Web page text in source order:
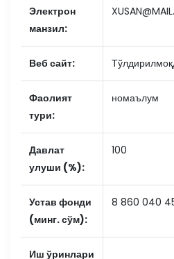
Электрон
манзил:
Веб сайт:
Фаолият
тури:
номаълум
Давлат
улуши (%):
100
Устав фонди
(минг. сўм):
8 860 040
Иш ўринлари